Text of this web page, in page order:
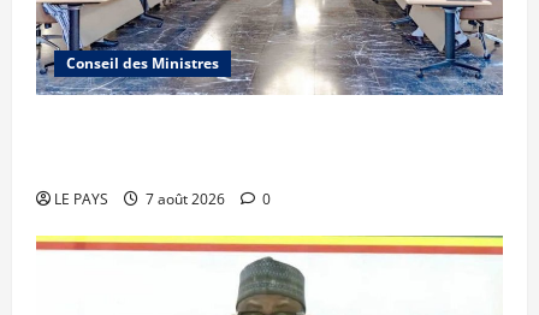
Conseil des Ministres
LE PAYS 7 août 2026 0